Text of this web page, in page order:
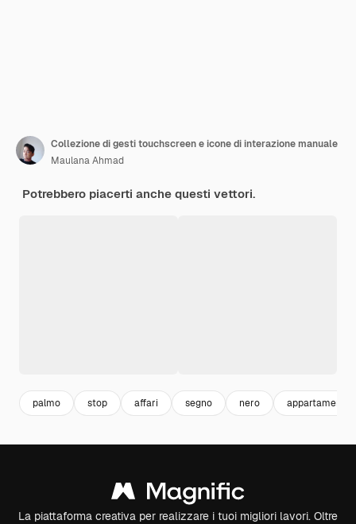
Collezione di gesti touchscreen e icone di interazione manuale
Maulana Ahmad
Potrebbero piacerti anche questi vettori.
palmo stop affari segno nero appartamento
La piattaforma creativa per realizzare i tuoi migliori lavori. Oltre